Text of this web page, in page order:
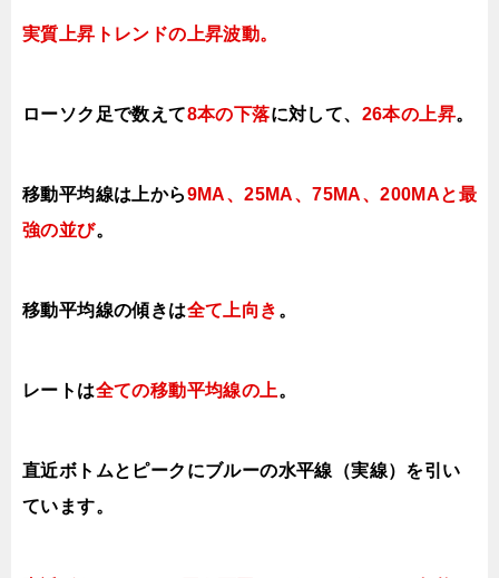
実質上昇トレンドの上昇波動。
ローソク足で数えて8本の下落に対して、 26本の上昇。
移動平均線は上から9MA、25MA、75MA、200MAと最
強の並び。
移動平均線の傾きは全て上向き 。
レートは全ての移動平均線の上。
直近ボトムとピークにブルーの水平線（実線）を引い
ています。